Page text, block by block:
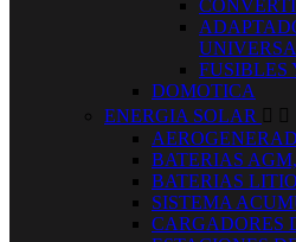
FUSIBLES
DOMOTICA
ENERGIA SOLAR  
BATERIAS
BATERIAS LITIO
SISTEMA
CARGADORES